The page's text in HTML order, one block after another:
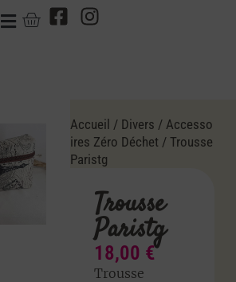
Accueil / Divers /Accesso
ires Zéro Déchet / Trousse
Paristg
Trousse
Paristg
18,00 €
Trousse